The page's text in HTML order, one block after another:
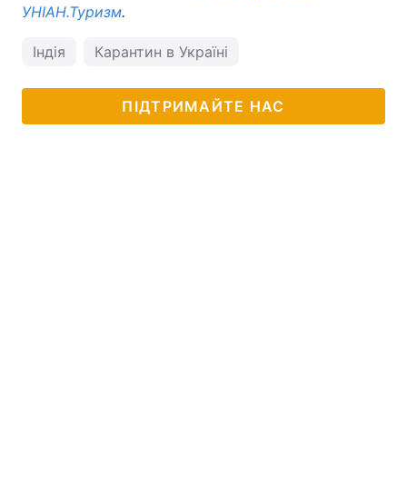
УНІАН.Туризм.
Індія Карантин в Україні
ПІДТРИМАЙТЕ НАС